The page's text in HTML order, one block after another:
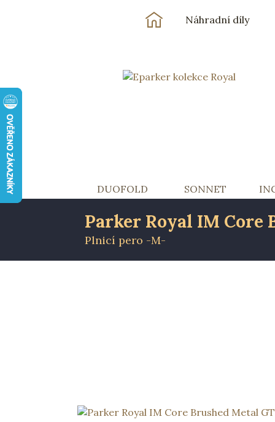
Základní navigace
Náhradní díly
DUOFOLD SONNET
Parker Royal IM Core
Plnicí pero -M-